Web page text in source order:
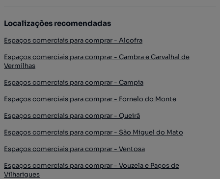
Localizações recomendadas
Espaços comerciais para comprar - Alcofra
Espaços comerciais para comprar - Cambra e Carvalhal de
Vermilhas
Espaços comerciais para comprar - Campia
Espaços comerciais para comprar - Fornelo do Monte
Espaços comerciais para comprar - Queirã
Espaços comerciais para comprar - São Miguel do Mato
Espaços comerciais para comprar - Ventosa
Espaços comerciais para comprar - Vouzela e Paços de
Vilharigues